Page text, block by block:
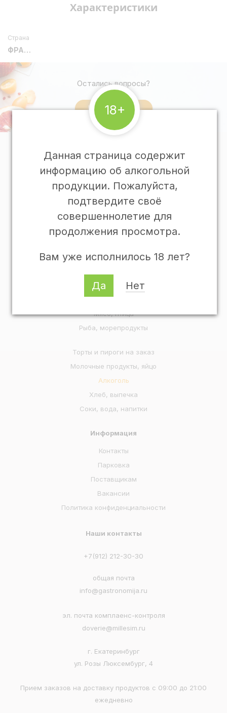
Характеристики
Страна
ФРАНЦИЯ
Остались вопросы?
Напишите нам
О Гастрономии
Программа лояльности
Подарочные карты
Подарочные корзины
Доставка и оплата
Рецепты
Популярные категории
Овощи, фрукты, ягоды, зелень
Колбасы, мясные деликатесы
Мясо, птица
Рыба, морепродукты
Торты и пироги на заказ
Молочные продукты, яйцо
Алкоголь
Хлеб, выпечка
Соки, вода, напитки
Информация
Контакты
Парковка
Поставщикам
Вакансии
Политика конфиденциальности
Наши контакты
+7(912) 212-30-30
общая почта
info@gastronomija.ru
эл. почта комплаенс-контроля
doverie@millesim.ru
г. Екатеринбург
ул. Розы Люксембург, 4
Прием заказов на доставку продуктов с 09:00 до 21:00
ежедневно
18+
Данная страница содержит
информацию об алкогольной
продукции. Пожалуйста,
подтвердите своё
совершеннолетие для
продолжения просмотра.
Вам уже исполнилось 18 лет?
Да Нет